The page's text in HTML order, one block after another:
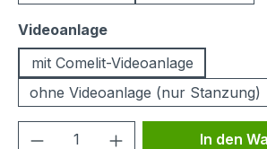
Videoanlageauswählen
mit Comelit-Videoanlage
ohne Videoanlage (nur Stanzung)
Produkt Anzahl: GibIn den